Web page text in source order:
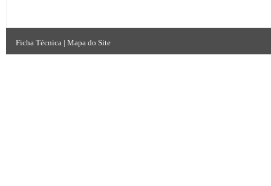
Ficha Técnica | Mapa do Site